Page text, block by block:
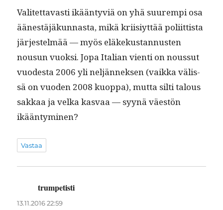
Valitet­tavasti ikään­tyviä on yhä suurem­pi osa
äänestäjäkun­nas­ta, mikä kri­isiyt­tää poli­it­tista
jär­jestelmää — myös eläkekus­tan­nusten
nousun vuok­si. Jopa Ital­ian vien­ti on nous­sut
vuodes­ta 2006 yli neljän­nek­sen (vaik­ka välis­
sä on vuo­den 2008 kuop­pa), mut­ta silti talous
sakkaa ja vel­ka kas­vaa — syynä väestön
ikääntyminen?
Vastaa
trumpetisti
13.11.2016 22:59